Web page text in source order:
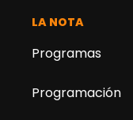
LA NOTA
Programas
Programación